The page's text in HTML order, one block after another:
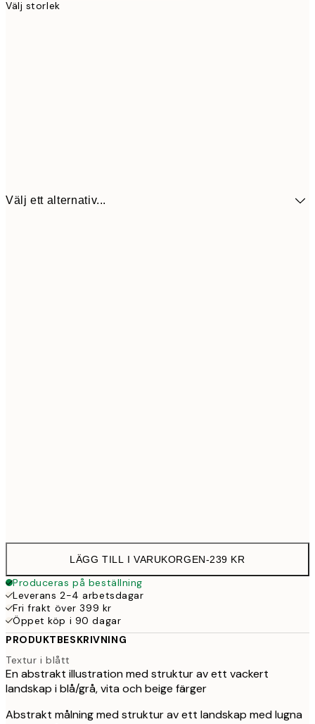
Välj storlek
Välj ett alternativ...
LÄGG TILL I VARUKORGEN-239 KR
Produceras på beställning
Leverans 2-4 arbetsdagar
Fri frakt över 399 kr
Öppet köp i 90 dagar
PRODUKTBESKRIVNING
Textur i blått
En abstrakt illustration med struktur av ett vackert
landskap i blå/grå, vita och beige färger
Abstrakt målning med struktur av ett landskap med lugna